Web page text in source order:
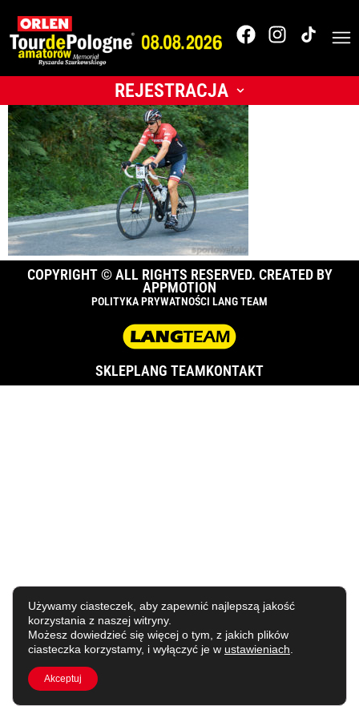
REJESTRACJA
Tour de Pologne
Amatorów
COPYRIGHT © ALL RIGHTS RESERVED. CREATED BY
APPMOTION
POLITYKA PRYWATNOŚCI LANG TEAM
SKLEPLANG TEAMKONTAKT
Używamy ciasteczek, aby zapewnić najlepszą jakość
korzystania z naszej witryny.
Możesz dowiedzieć się więcej o tym, z jakich plików
ciasteczka korzystamy, i wyłączyć je w ustawieniach
Akceptuj